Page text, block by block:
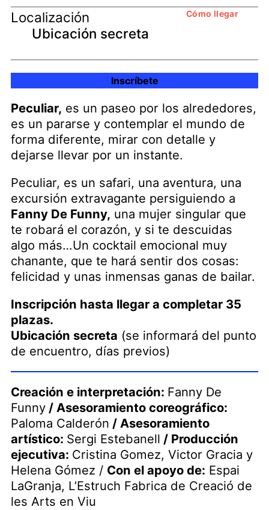
Localización
Ubicación secreta
Cómo llegar
Inscríbete
Peculiar, es un paseo por los alrededores,
es un pararse y contemplar el mundo de
forma diferente, mirar con detalle y
dejarse llevar por un instante.
Peculiar, es un safari, una aventura, una
excursión extravagante persiguiendo a
Fanny De Funny, una mujer singular que
te robará el corazón, y si te descuidas
algo más…Un cocktail emocional muy
chanante, que te hará sentir dos cosas:
felicidad y unas inmensas ganas de bailar.
Inscripción hasta llegar a completar 35
plazas.
Ubicación secreta (se informará del punto
de encuentro, días previos)
Creación e interpretación: Fanny De
Funny/ Asesoramiento coreográfico:
Paloma Calderón / Asesoramiento
artístico: Sergi Estebanell / Producción
ejecutiva: Cristina Gomez, Victor Gracia y
Helena Gómez / Con el apoyo de: Espai
LaGranja, L’Estruch Fabrica de Creació de
les Arts en Viu